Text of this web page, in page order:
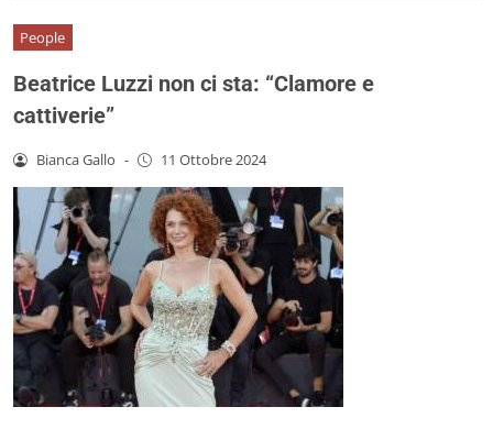
People
Beatrice Luzzi non ci sta: “Clamore e
cattiverie”
Bianca Gallo - 11 Ottobre 2024